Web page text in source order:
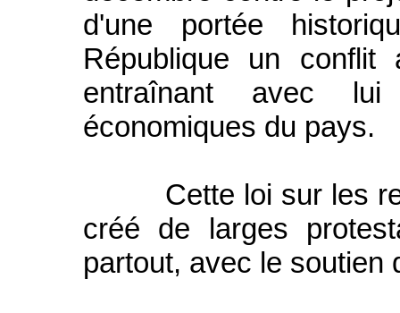
d'une portée
République un
entraînant avec lui
économiques du pays.
Cette loi sur les
créé de larges
partout, avec le soutien